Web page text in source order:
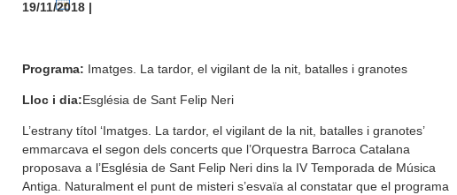
19/11/2018 |
Programa: Imatges. La tardor, el vigilant de la nit, batalles i granotes
Lloc i dia:Església de Sant Felip Neri
L’estrany títol ‘Imatges. La tardor, el vigilant de la nit, batalles i granotes’
emmarcava el segon dels concerts que l’Orquestra Barroca Catalana
proposava a l’Església de Sant Felip Neri dins la IV Temporada de Música
Antiga. Naturalment el punt de misteri s’esvaïa al constatar que el programa